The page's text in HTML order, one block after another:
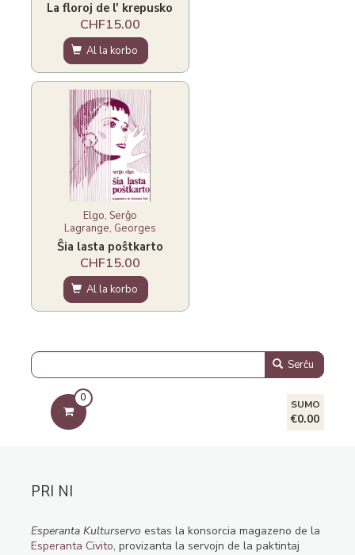
La floroj de l' krepusko
CHF15.00
Al la korbo
Elgo, Serĝo
Lagrange, Georges
Ŝia lasta poŝtkarto
CHF15.00
Al la korbo
Serĉu
0
SUMO
€0.00
PRI NI
Esperanta Kulturservo estas la konsorcia magazeno de la
Esperanta Civito, provizanta la servojn de la paktintaj